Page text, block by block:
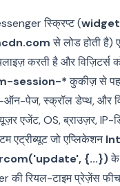
स्क्रिप्ट (
से लोड होती है)
करती है और विज़िटर्स
session-*कुकीज़ से
ऑन-पेज, स्क्रॉल डेप्थ, और
एजेंट, OS, ब्राउज़र, IP-
एट्रीब्यूट जो एप्लिकेशन
{...})के
रियल-टाइम प्रेज़ेंस फीचर